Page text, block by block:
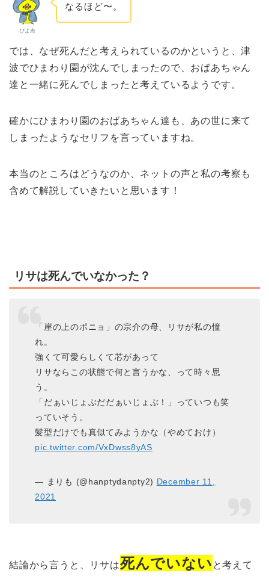
ぴよ吉
なるほど〜。
では、なぜ死んだと考えられているのかというと、津
波でひまわり園が沈んでしまったので、おばあちゃん
達と一緒に死んでしまったと考えているようです。
確かにひまわり園のおばあちゃん達も、あの世に来て
しまったようなセリフを言っていますね。
本当のところはどうなのか、ネットの声と私の考察も
含めて解説していきたいと思います！
リサは死んでいなかった？
「崖の上のポニョ」の宗介の母、リサが私の憧
れ。
強くて可愛らしくて芯があって
リサならこの状態で何と言うかな、って時々思
う。
「だぁいじょぶだだぁいじょぶ！」っていつも笑
っていそう。
髪型だけでも真似てみようかな（やめておけ）
pic.twitter.com/VxDwss8yAS
— まりも (@hanptydanpty2) December 11,
2021
結論から言うと、リサは死んでいない と考えて